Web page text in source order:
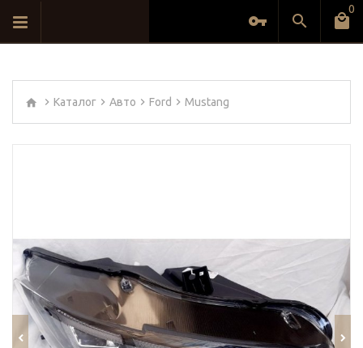
0
Каталог Авто Ford Mustang